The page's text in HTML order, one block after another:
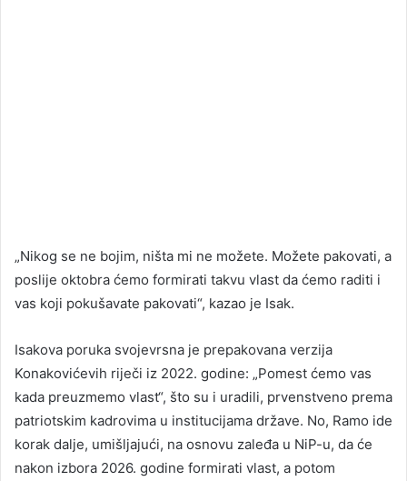
„Nikog se ne bojim, ništa mi ne možete. Možete pakovati, a
poslije oktobra ćemo formirati takvu vlast da ćemo raditi i
vas koji pokušavate pakovati“, kazao je Isak.
Isakova poruka svojevrsna je prepakovana verzija
Konakovićevih riječi iz 2022. godine: „Pomest ćemo vas
kada preuzmemo vlast“, što su i uradili, prvenstveno prema
patriotskim kadrovima u institucijama države. No, Ramo ide
korak dalje, umišljajući, na osnovu zaleđa u NiP-u, da će
nakon izbora 2026. godine formirati vlast, a potom